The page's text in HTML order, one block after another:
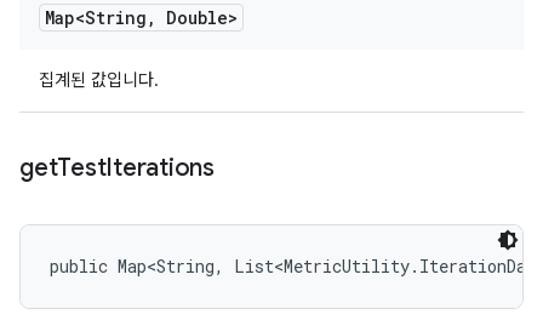
Map<String , Double>
집계된 값입니다.
getTestIterations
public Map<String,